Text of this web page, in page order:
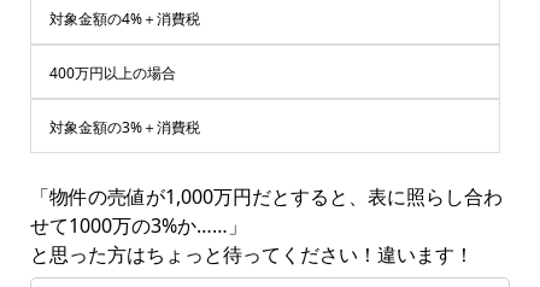
対象金額の4%＋消費税
400万円以上の場合
対象金額の3%＋消費税
「物件の売値が1,000万円だとすると、表に照らし合わ
せて1000万の3%か……」
と思った方はちょっと待ってください！違います！